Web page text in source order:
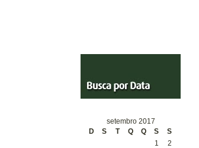
setembro 2017
D
S T Q Q S S
1
2